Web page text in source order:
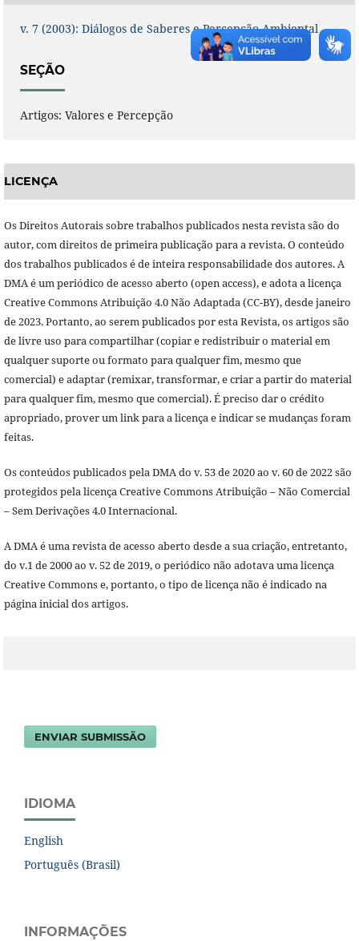
v. 7 (2003): Diálogos de Saberes e Percepção Ambiental
SEÇÃO
Artigos: Valores e Percepção
LICENÇA
Os Direitos Autorais sobre trabalhos publicados nesta revista são do
autor, com direitos de primeira publicação para a revista. O conteúdo
dos trabalhos publicados é de inteira responsabilidade dos autores. A
DMA é um periódico de acesso aberto (open access), e adota a licença
Creative Commons Atribuição 4.0 Não Adaptada (CC-BY), desde janeiro
de 2023. Portanto, ao serem publicados por esta Revista, os artigos são
de livre uso para compartilhar (copiar e redistribuir o material em
qualquer suporte ou formato para qualquer fim, mesmo que
comercial) e adaptar (remixar, transformar, e criar a partir do material
para qualquer fim, mesmo que comercial). É preciso dar o crédito
apropriado, prover um link para a licença e indicar se mudanças foram
feitas.
Os conteúdos publicados pela DMA do v. 53 de 2020 ao v. 60 de 2022 são
protegidos pela licença Creative Commons Atribuição – Não Comercial
– Sem Derivações 4.0 Internacional.
A DMA é uma revista de acesso aberto desde a sua criação, entretanto,
do v.1 de 2000 ao v. 52 de 2019, o periódico não adotava uma licença
Creative Commons e, portanto, o tipo de licença não é indicado na
página inicial dos artigos.
ENVIAR SUBMISSÃO
IDIOMA
English
Português (Brasil)
INFORMAÇÕES